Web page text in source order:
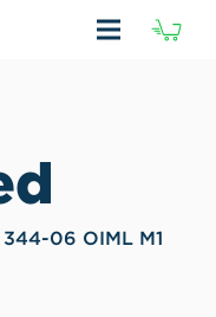
06 OIML M1